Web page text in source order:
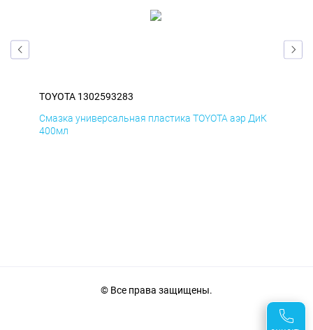
TOYOTA 1302593283
Смазка универсальная пластика TOYOTA аэр ДиК
400мл
© Все права защищены.